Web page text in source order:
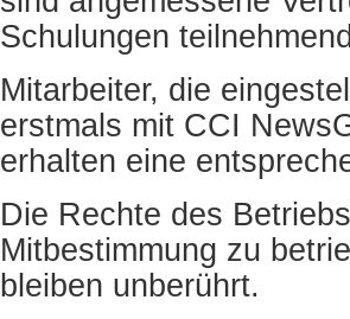
Schulungen
Mitarbeiter, die
erstmals mit CCI
erhalten eine
Die Rechte des
Mitbestimmung zu
bleiben unberührt.